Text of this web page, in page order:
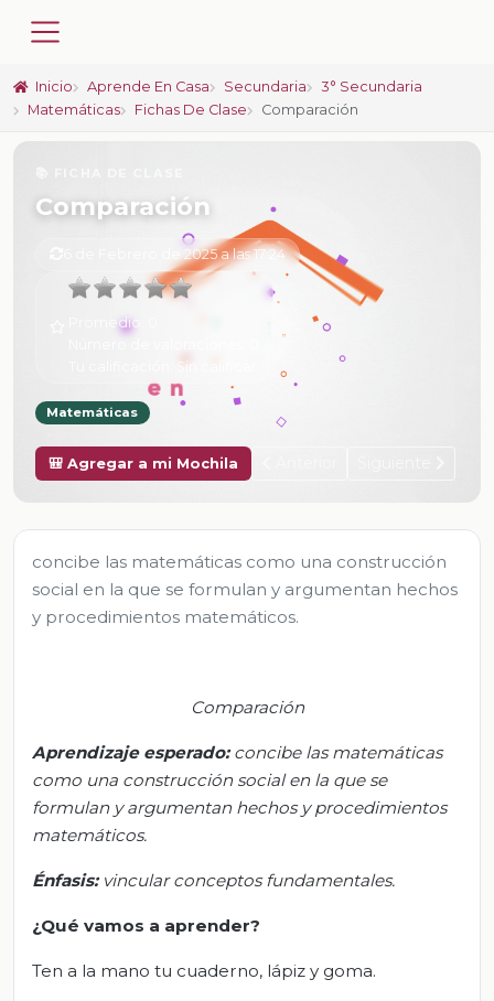
Inicio Aprende En Casa Secundaria
3° Secundaria
Matemáticas
Fichas De Clase Comparación
Comparación
6 de Febrero de 2025 a las 17:24
Promedio:
Sin calificar
Matemáticas
🎒 Agregar a mi Mochila
concibe las matemáticas como una construcción
social en la que se formulan y argumentan hechos
y procedimientos matemáticos.
Comparación
Aprendizaje esperado: concibe las matemáticas
como una construcción social en la que se
formulan y argumentan hechos y procedimientos
matemáticos.
Énfasis: vincular conceptos fundamentales.
¿Qué vamos a aprender?
Ten a la mano tu cuaderno, lápiz y goma.